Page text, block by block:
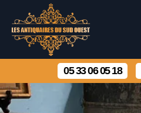
05 33 06 05 18